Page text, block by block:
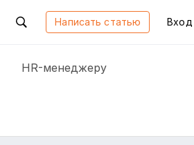
Написать статью Вход
HR-менеджеру